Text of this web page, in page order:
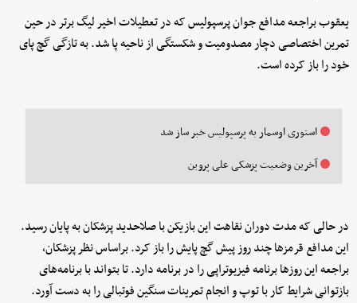
یعقوب براجعه مدافع جوان پرسپولیس که در تعطیلات اخیر لیگ برتر در حین
تمرین اختصاصی دچار مصدومیت و شکستگی از ناحیه پا شد. به تازگی گچ پای
خود را باز کرده است.
استوری اوسمار به پرسپولیس خبر ساز شد
آخرین وضعیت پزشکی علی پروین
در حالی که مدت دوران نقاهت این بازیکن با صلاحدید پزشکان به پایان رسید.
این مدافع قرمز‌ها چند روز پیش گچ پایش را باز کرد. براساس نظر پزشکان،
براجعه این روز‌ها برنامه فیزیوتراپی را در برنامه دارد. تا بتواند با برنامه‌های
بازتوانی شرایط کار با توپ و انجام تمرینات سنگین فوتبالی را به دست آورد.